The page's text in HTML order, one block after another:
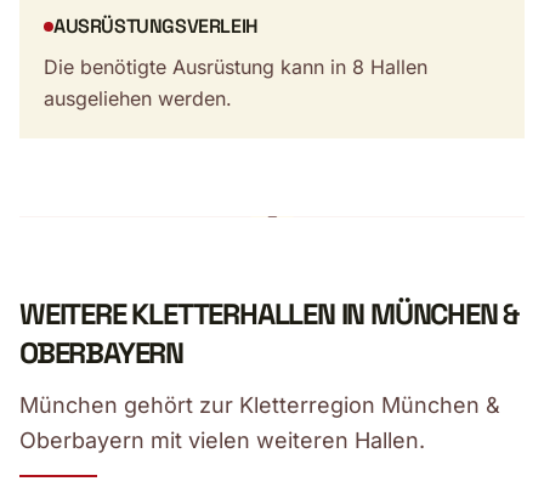
AUSRÜSTUNGSVERLEIH
Die benötigte Ausrüstung kann in 8 Hallen
ausgeliehen werden.
WEITERE KLETTERHALLEN IN MÜNCHEN &
OBERBAYERN
München gehört zur Kletterregion München &
Oberbayern mit vielen weiteren Hallen.